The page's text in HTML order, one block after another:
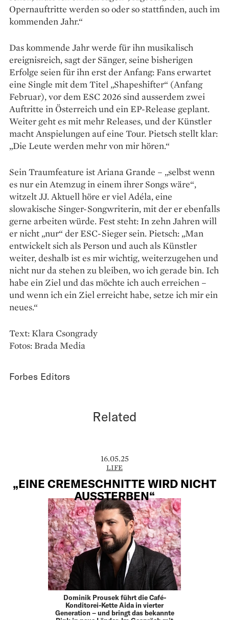
Opernauftritte werden so oder so stattfinden, auch im
kommenden Jahr.“
Das kommende Jahr werde für ihn musikalisch
ereignisreich, sagt der Sänger, seine bisherigen
Erfolge seien für ihn erst der Anfang: Fans erwartet
eine Single mit dem Titel „Shapeshifter“ (Anfang
Februar), vor dem ESC 2026 sind ausserdem zwei
Auftritte in Österreich und ein EP-Release geplant.
Weiter geht es mit mehr Releases, und der Künstler
macht Anspielungen auf eine Tour. Pietsch stellt klar:
„Die Leute werden mehr von mir hören.“
Sein Traumfeature ist Ariana Grande – „selbst wenn
es nur ein Atemzug in einem ihrer Songs wäre“,
witzelt JJ. Aktuell höre er viel Adéla, eine
slowakische Singer-­Songwriterin, mit der er ebenfalls
gerne arbeiten würde. Fest steht: In zehn Jahren will
er nicht „nur“ der ESC-Sieger sein. Pietsch: „Man
entwickelt sich als Person und auch als Künstler
weiter, deshalb ist es mir wichtig, weiterzugehen und
nicht nur da stehen zu bleiben, wo ich gerade bin. Ich
habe ein Ziel und das möchte ich auch erreichen –
und wenn ich ein Ziel erreicht habe, setze ich mir ein
neues.“
Text: Klara Csongrady
Fotos: Brada Media
Forbes Editors
Related
16.05.25
LIFE
„EINE CREMESCHNITTE WIRD NICHT
AUSSTERBEN“
Dominik Prousek führt die Café-
Konditorei-Kette Aida in vierter
Generation – und bringt das bekannte